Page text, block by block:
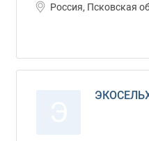
Россия, Псковская